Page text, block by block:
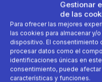
Gestionar
de las
Para ofrecer las mejores
las cookies para almacenar y/
dispositivo. El consentimiento
procesar datos como el
identificaciones únicas en
consentimiento, puede
características y funciones.